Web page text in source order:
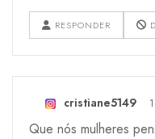
RESPONDER
cristiane5149
Que nós mulheres